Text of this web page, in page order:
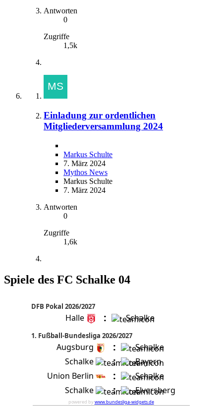
Antworten
0
Zugriffe
1,5k
Einladung zur ordentlichen
Mitgliederversammlung 2024
Markus Schulte
7. März 2024
Mythos News
Markus Schulte
7. März 2024
Antworten
0
Zugriffe
1,6k
Spiele des FC Schalke 04
DFB Pokal 2026/2027
Halle : Schalke
1. Fußball-Bundesliga 2026/2027
Augsburg :
Schalke
Schalke
:
Bayern
Union Berlin
:
Schalke
Schalke
: Elversberg
powered bywww.bundesliga-widgets.de